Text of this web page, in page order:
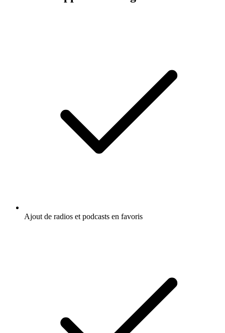
Ajout de radios et podcasts en favoris